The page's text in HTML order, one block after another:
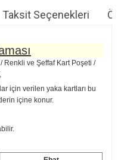
Taksit Seçenekleri
Renkli ve Şeffaf Kart Poşeti /
için verilen yaka kartları bu
içine konur.